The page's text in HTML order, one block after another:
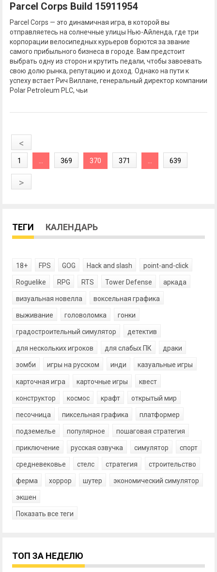
Parcel Corps Build 15911954
Parcel Corps — это динамичная игра, в которой вы
отправляетесь на солнечные улицы Нью-Айленда, где три
корпорации велосипедных курьеров борются за звание
самого прибыльного бизнеса в городе. Вам предстоит
выбрать одну из сторон и крутить педали, чтобы завоевать
свою долю рынка, репутацию и доход. Однако на пути к
успеху встает Рич Виллане, генеральный директор компании
Polar Petroleum PLC, чьи
<
1 369 370 371 639
>
ТЕГИ КАЛЕНДАРЬ
18+ FPS GOG Hack and slash point-and-click
Roguelike RPG RTS Tower Defense аркада
визуальная новелла воксельная графика
выживание головоломка гонки
градостроительный симулятор детектив
для нескольких игроков для слабых ПК драки
зомби игры на русском инди казуальные игры
карточная игра карточные игры квест
конструктор космос крафт открытый мир
песочница пиксельная графика платформер
подземелье популярное пошаговая стратегия
приключение русская озвучка симулятор спорт
средневековье стелс стратегия строительство
ферма хоррор шутер экономический симулятор
экшен
Показать все теги
ТОП ЗА НЕДЕЛЮ